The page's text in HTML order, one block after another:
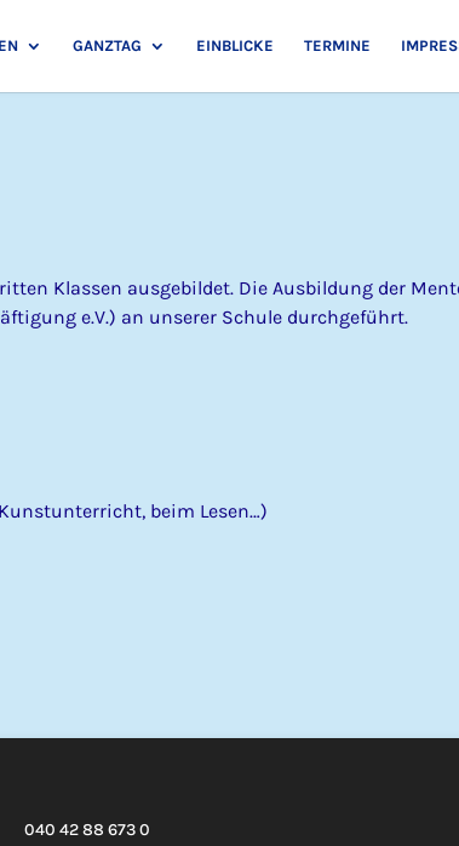
GANZTAG EINBLICKE TERMINE
Klassen ausgebildet. Die Ausbildung der
e.V.) an unserer Schule durchgeführt.
beim Lesen…)
040 42 88 673 0